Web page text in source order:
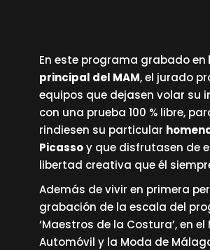
En este programa grabado en
principal del MAM, el jurado
equipos que dejasen volar su
con una prueba 100 % libre,
rindiesen su particular
Picassoy que disfrutasen de
libertad creativa que él
Además de vivir en primera
grabación de la escala del
‘Maestros de la Costura’, en el
Automóvil y la Moda de